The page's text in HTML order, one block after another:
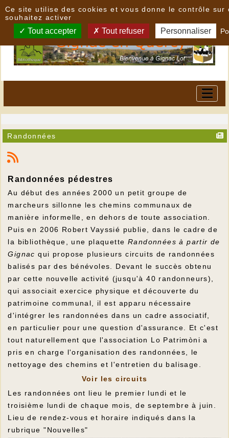
Randonnées
Randonnées pédestres
Au début des années 2000 un petit groupe de
marcheurs sillonne les chemins communaux de
manière informelle, en dehors de toute association.
Puis en 2006 Robert Vayssié publie, dans le cadre de
la bibliothèque, une plaquette Randonnées à partir de
Gignac qui propose plusieurs circuits de randonnées
balisés par des bénévoles. Devant le succès obtenu
par cette nouvelle activité (jusqu'à 40 randonneurs),
qui associait exercice physique et découverte du
patrimoine communal, il est apparu nécessaire
d'intégrer les randonnées dans un cadre associatif,
en particulier pour une question d'assurance. Et c'est
tout naturellement que l'association Lo Patrimòni a
pris en charge l'organisation des randonnées, le
nettoyage des chemins et l'entretien du balisage.
Voir les circuits
Les randonnées ont lieu le premier lundi et le
troisième lundi de chaque mois, de septembre à juin.
Lieu de rendez-vous et horaire indiqués dans la
rubrique "Nouvelles"
Ce site utilise des cookies et vous donne le contrôle sur
souhaitez activer
Tout accepter Tout refuser Personnaliser